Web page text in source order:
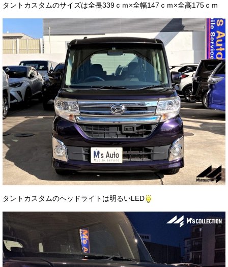
メールフォーム
電話はこちら
タントカスタムのサイズは全長339ｃｍ×全幅147ｃｍ×全高175ｃｍ
タントカスタムのヘッドライトは明るいLED